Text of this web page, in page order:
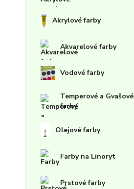
Akrylové farby
Akvarelové farby
Vodové farby
Temperové a Gvašové
farby
Olejové farby
Farby na Linoryt
Prstové farby